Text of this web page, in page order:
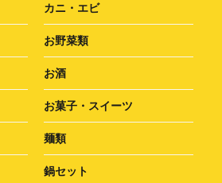
カニ・エビ
お野菜類
お酒
お菓子・スイーツ
麺類
鍋セット